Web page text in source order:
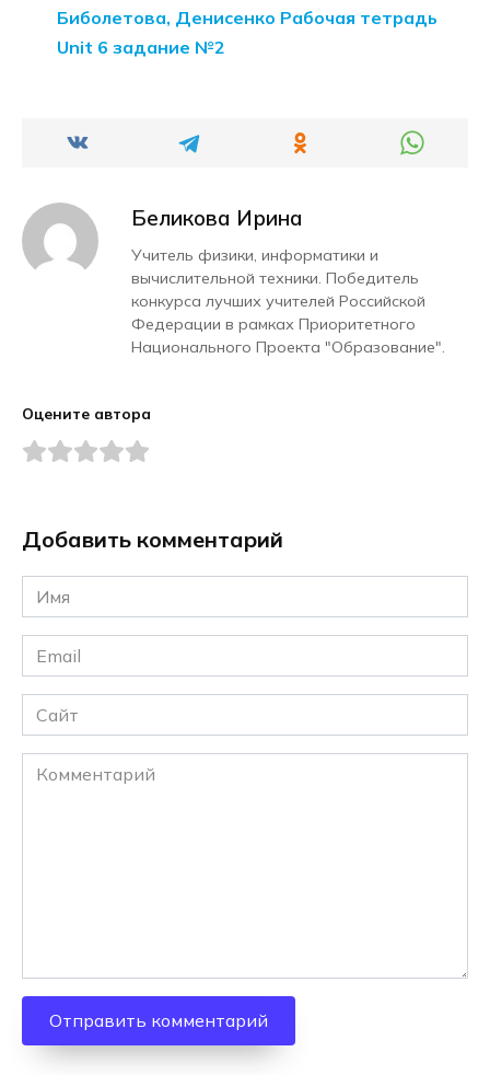
Биболетова, Денисенко Рабочая тетрадь
Unit 6 задание №2
Беликова Ирина
Учитель физики, информатики и
вычислительной техники. Победитель
конкурса лучших учителей Российской
Федерации в рамках Приоритетного
Национального Проекта "Образование".
Оцените автора
Добавить комментарий
Имя
*
Email
*
Сайт
Комментарий